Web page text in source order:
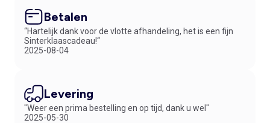
Betalen
“Hartelijk dank voor de vlotte afhandeling, het is een fijn
Sinterklaascadeau!“
2025-08-04
Levering
"Weer een prima bestelling en op tijd, dank u wel"
2025-05-30